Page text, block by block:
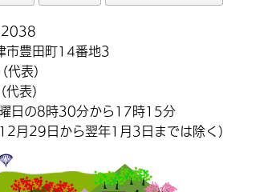
豊田町14番地3
表）
表）
日の8時30分から17時15分
月29日から翌年1月3日までは除く）